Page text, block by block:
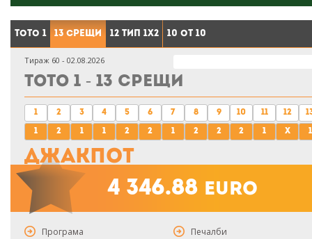
Тото 1 13 срещи 12 тип 1X2 10 от 10
Тираж 60 - 02.08.2026
Тото 1 - 13 срещи
1
1
2
2
3
1
4
1
5
2
6
2
7
1
8
2
9
2
10
2
11
1
12
x 1
Джакпот
4 346.88 euro
Програма Печалби